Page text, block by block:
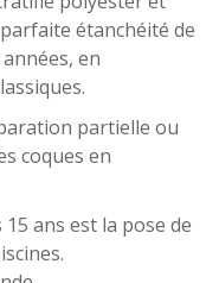
étanchéité de
en
partielle ou
coques en
ans est la pose de